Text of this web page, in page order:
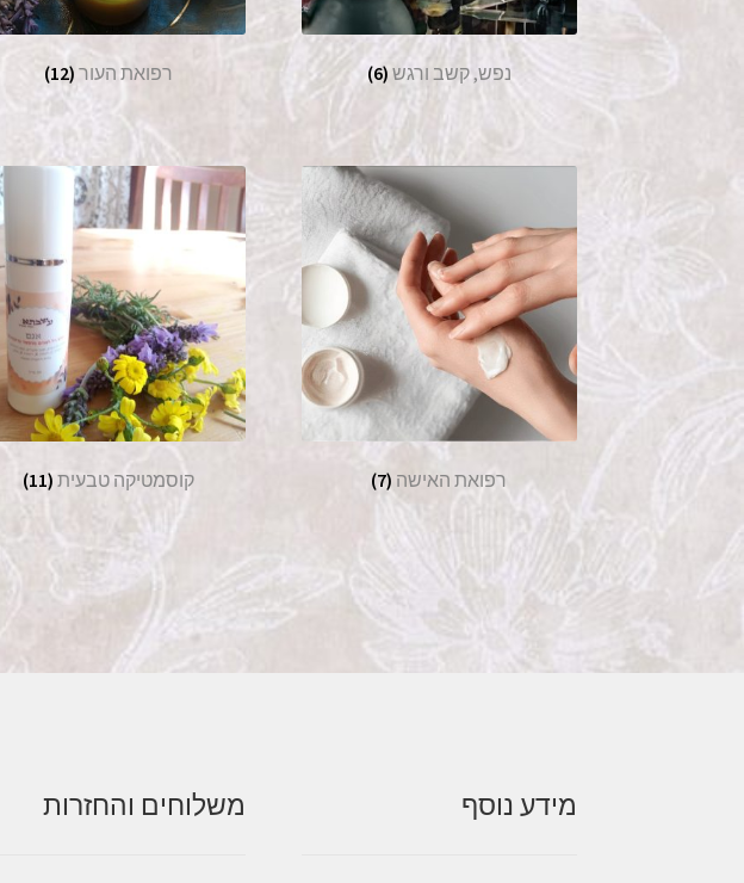
נפש, קשב ורגש (6) רפואת העור (12)
רפואת האישה (7) קוסמטיקה טבעית (11)
מידע נוסף משלוחים והחזרות